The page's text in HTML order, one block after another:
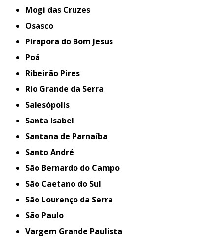
Mogi das Cruzes
Osasco
Pirapora do Bom Jesus
Poá
Ribeirão Pires
Rio Grande da Serra
Salesópolis
Santa Isabel
Santana de Parnaíba
Santo André
São Bernardo do Campo
São Caetano do Sul
São Lourenço da Serra
São Paulo
Vargem Grande Paulista